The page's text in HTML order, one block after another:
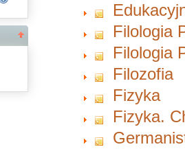
Filologia
Filologia
Filozofia
Fizyka
Fizyka.